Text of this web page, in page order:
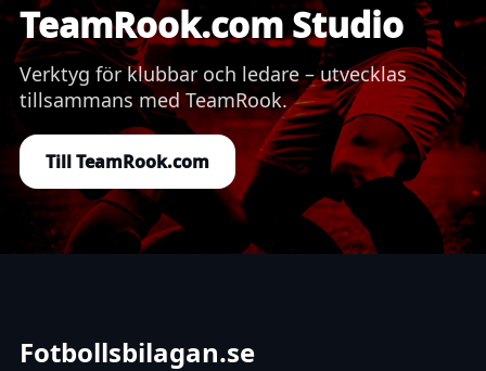
TeamRook.com Studio
Verktyg för klubbar och ledare – utvecklas
tillsammans med TeamRook.
Till TeamRook.com
Fotbollsbilagan.se